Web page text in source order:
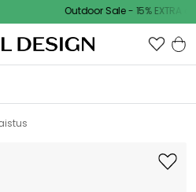
Outdoor Sale - 15% EXTRA